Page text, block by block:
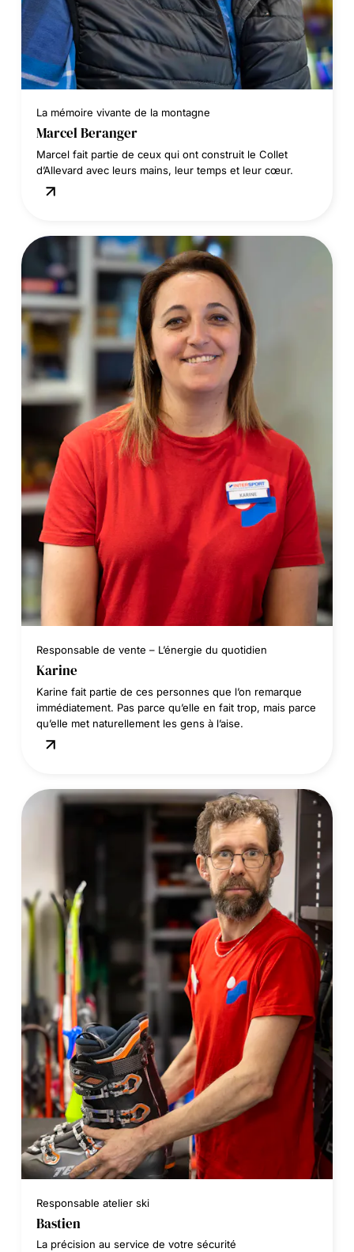
La mémoire vivante de la montagne
Marcel Beranger
Marcel fait partie de ceux qui ont construit le Collet
d’Allevard avec leurs mains, leur temps et leur cœur.
Responsable de vente – L’énergie du quotidien
Karine
Karine fait partie de ces personnes que l’on remarque
immédiatement. Pas parce qu’elle en fait trop, mais parce
qu’elle met naturellement les gens à l’aise.
Responsable atelier ski
Bastien
La précision au service de votre sécurité